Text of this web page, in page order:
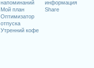
напоминаний
Мой план
Оптимизатор
отпуска
Утренний кофе
информация
Share